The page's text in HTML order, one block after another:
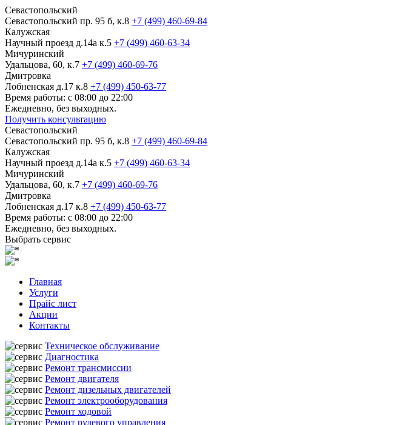
Севастопольский
Севастопольский пр. 95 б, к.8 +7 (499) 460-69-84
Калужская
Научный проезд д.14а к.5 +7 (499) 460-63-34
Мичуринский
Удальцова, 60, к.7 +7 (499) 460-69-76
Дмитровка
Лобненская д.17 к.8 +7 (499) 450-63-77
Время работы: с 08:00 до 22:00
Ежедневно, без выходных.
Получить консультацию
Севастопольский
Севастопольский пр. 95 б, к.8 +7 (499) 460-69-84
Калужская
Научный проезд д.14а к.5 +7 (499) 460-63-34
Мичуринский
Удальцова, 60, к.7 +7 (499) 460-69-76
Дмитровка
Лобненская д.17 к.8 +7 (499) 450-63-77
Время работы: с 08:00 до 22:00
Ежедневно, без выходных.
Выбрать сервис
Главная
Услуги
Прайс лист
Акции
Контакты
Техническое обслуживание
Диагностика
Ремонт трансмиссии
Ремонт двигателя
Ремонт дизельных двигателей
Ремонт электрооборудования
Ремонт ходовой
Ремонт рулевого управления